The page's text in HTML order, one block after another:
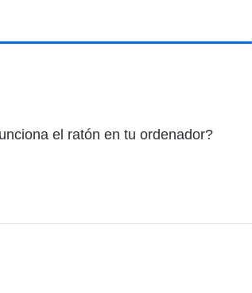
el ratón en tu ordenador?